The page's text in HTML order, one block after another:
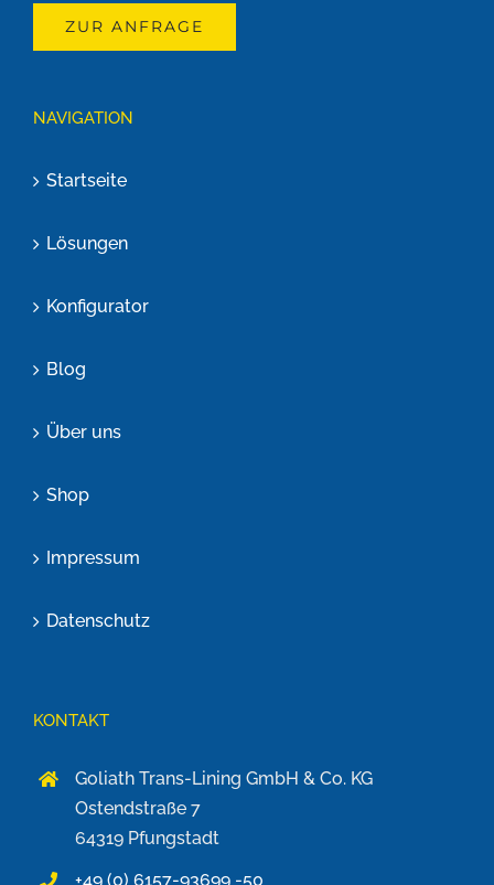
ZUR ANFRAGE
NAVIGATION
Startseite
Lösungen
Konfigurator
Blog
Über uns
Shop
Impressum
Datenschutz
KONTAKT
Goliath Trans-Lining GmbH & Co. KG
Ostendstraße 7
64319 Pfungstadt
+49 (0) 6157-93699 -50